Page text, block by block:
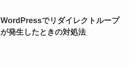
WordPressでリダイレクトループ
が発生したときの対処法